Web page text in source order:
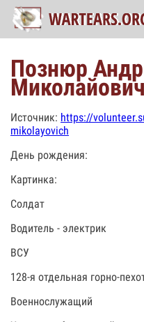
Познюр
Миколайович
Источник: https://
mikolayovich
День рождения:
Картинка:
Солдат
Водитель - электрик
ВСУ
128-я отдельная горно-
Военнослужащий